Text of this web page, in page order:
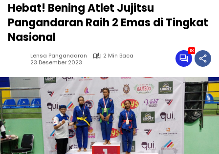
Hebat! Bening Atlet Jujitsu
Pangandaran Raih 2 Emas di Tingkat
Nasional
Lensa Pangandaran
2 Min Baca
23 Desember 2023
18